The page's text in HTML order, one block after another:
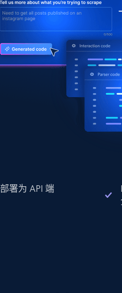
在海量级网页数据上运行复
查询
Bright SDK
署为 API 端